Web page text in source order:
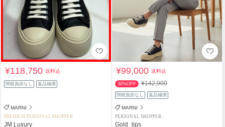
¥118,750送料込
関税負担なし 返品補償
MARNI
PREMIUM PERSONAL SHOPPER
JM Luxury
¥99,000送料込
30%OFF ¥142,900
関税負担なし 返品補償
MARNI
PERSONAL SHOPPER
Gold_lips